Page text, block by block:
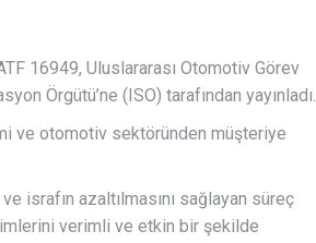
16949, Uluslararası Otomotiv Görev
Örgütü’ne (ISO) tarafından yayınladı.
ve otomotiv sektöründen müşteriye
israfın azaltılmasını sağlayan süreç
verimli ve etkin bir şekilde